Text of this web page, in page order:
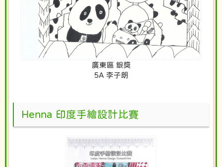
廣東區 銀獎
5A 李子朗
Henna 印度手繪設計比賽